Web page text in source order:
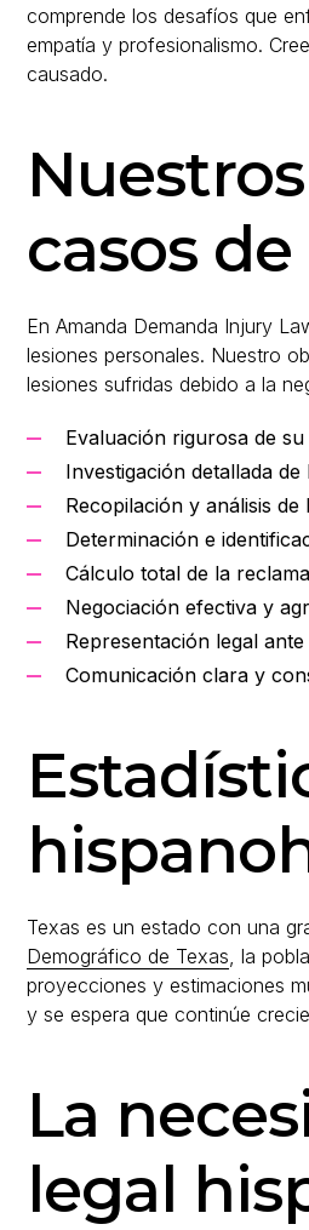
comprende los desafíos que
empatía y profesionalismo.
causado.
casos
En Amanda Demanda Injury
lesiones personales. Nuestro
lesiones sufridas debido a la
Evaluación rigurosa de su
Investigación detallada
Recopilación y análisis
Determinación e
Cálculo total de la
Negociación efectiva y
Representación legal
Comunicación clara y
Texas es un estado con una
Demográfico de Texas, la
proyecciones y estimaciones
y se espera que continúe
La
legal